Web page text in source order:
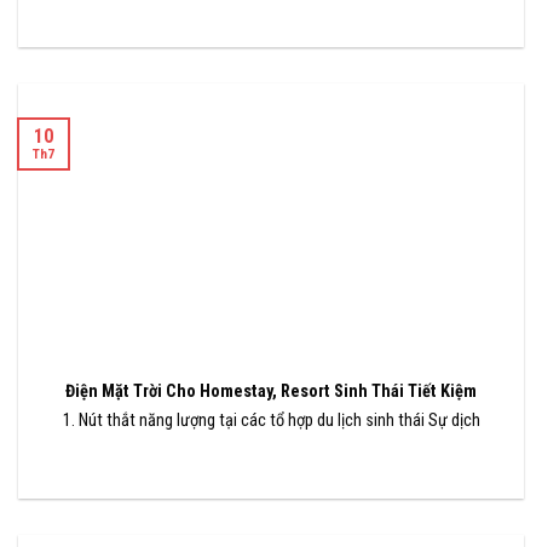
Điện Mặt Trời Cho Homestay, Resort Sinh Thái Tiết Kiệm
1. Nút thắt năng lượng tại các tổ hợp du lịch sinh thái Sự dịch
10
Th7